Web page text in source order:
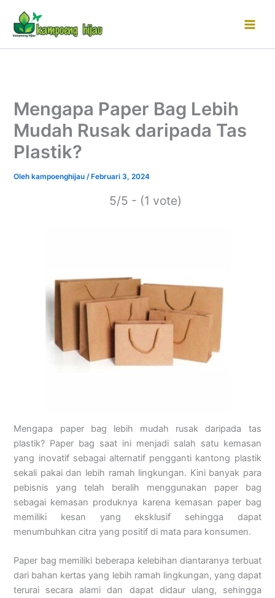
konten
Mengapa Paper Bag Lebih
Mudah Rusak daripada Tas
Plastik?
Oleh kampoenghijau/ Februari 3, 2024
5/5 - (1 vote)
Mengapa paper bag lebih mudah rusak daripada tas
plastik? Paper bag saat ini menjadi salah satu kemasan
yang inovatif sebagai alternatif pengganti kantong plastik
sekali pakai dan lebih ramah lingkungan. Kini banyak para
pebisnis yang telah beralih menggunakan paper bag
sebagai kemasan produknya karena kemasan paper bag
memiliki kesan yang eksklusif sehingga dapat
menumbuhkan citra yang positif di mata para konsumen.
Paper bag memiliki beberapa kelebihan diantaranya terbuat
dari bahan kertas yang lebih ramah lingkungan, yang dapat
terurai secara alami dan dapat didaur ulang, sehingga